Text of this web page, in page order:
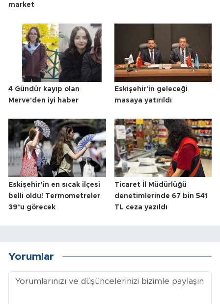
market
4 Gündür kayıp olan
Merve'den iyi haber
Eskişehir'in geleceği
masaya yatırıldı
Eskişehir’in en sıcak ilçesi
belli oldu! Termometreler
39’u görecek
Ticaret İl Müdürlüğü
denetimlerinde 67 bin 541
TL ceza yazıldı
Yorumlar